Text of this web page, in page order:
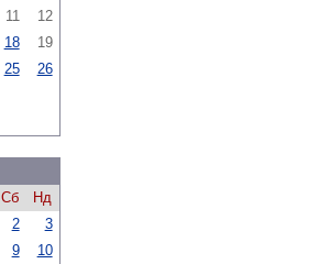
11
12
18
19
25
26
Сб
Нд
2
3
9
10